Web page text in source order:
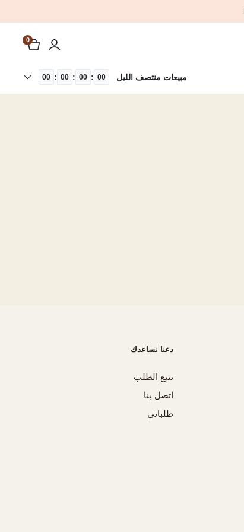
0
مبيعات منتصف الليل 00
:
00
:
00
:
00
دعنا نساعدك
تتبع الطلب
اتصل بنا
طلباتي